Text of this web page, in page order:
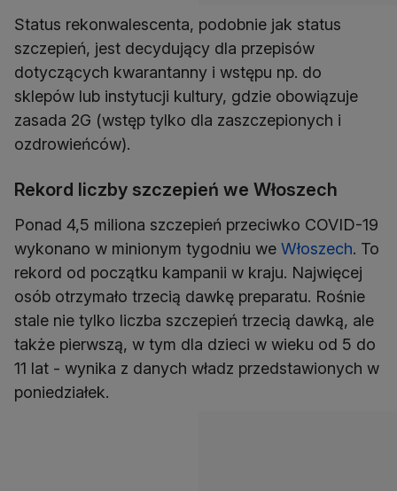
Status rekonwalescenta, podobnie jak status
szczepień, jest decydujący dla przepisów
dotyczących kwarantanny i wstępu np. do
sklepów lub instytucji kultury, gdzie obowiązuje
zasada 2G (wstęp tylko dla zaszczepionych i
ozdrowieńców).
Rekord liczby szczepień we Włoszech
Ponad 4,5 miliona szczepień przeciwko COVID-19
wykonano w minionym tygodniu we Włoszech. To
rekord od początku kampanii w kraju. Najwięcej
osób otrzymało trzecią dawkę preparatu. Rośnie
stale nie tylko liczba szczepień trzecią dawką, ale
także pierwszą, w tym dla dzieci w wieku od 5 do
11 lat - wynika z danych władz przedstawionych w
poniedziałek.